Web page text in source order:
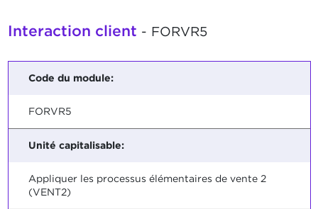
Interaction client - FORVR5
Code du module:
FORVR5
Unité capitalisable:
Appliquer les processus élémentaires de vente 2
(VENT2)